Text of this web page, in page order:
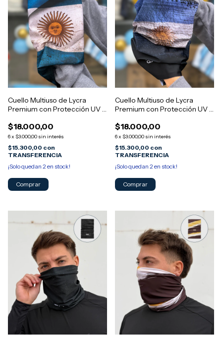
Cuello Multiuso de Lycra
Premium con Protección UV -
$18.000,00
6x $3.000,00 sin interés
$15.300,00 con
TRANSFERENCIA
¡Solo quedan 2 en stock!
Cuello Multiuso de Lycra
Premium con Protección UV -
$18.000,00
6x $3.000,00 sin interés
$15.300,00 con
TRANSFERENCIA
¡Solo quedan 2 en stock!